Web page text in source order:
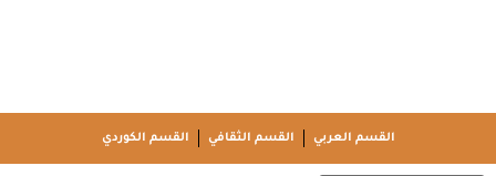
القسم العربي القسم الثقافي القسم الكوردي